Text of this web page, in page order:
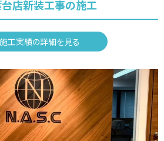
店新装工事の施工
工実績の詳細を見る